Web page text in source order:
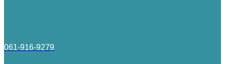
061-916-9279